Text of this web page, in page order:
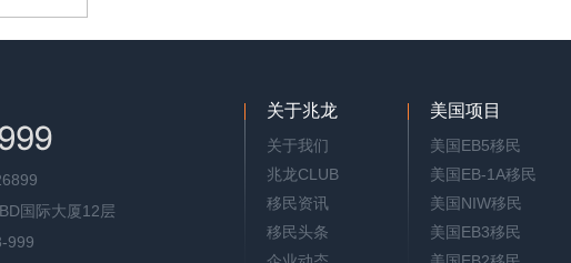
国际大厦12层
999
关于兆龙
关于我们
兆龙CLUB
移民资讯
移民头条
美国项目
美国EB5移民
美国EB-1A移民
美国NIW移民
美国EB3移民